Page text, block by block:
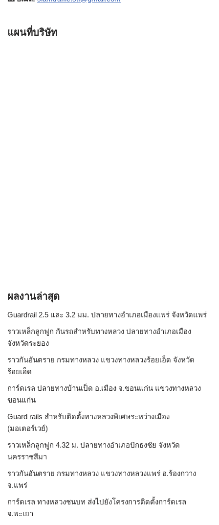
แผนที่บริษัท
ผลงานล่าสุด
Guardrail 2.5 และ 3.2 มม. ปลายทางอำเภอเมืองแพร่ จังหวัดแพร่
ราวเหล็กลูกฟูก กันรถสําหรับทางหลวง ปลายทางอำเภอเมือง
จังหวัดระยอง
ราวกันอันตราย กรมทางหลวง แขวงทางหลวงร้อยเอ็ด จังหวัด
ร้อยเอ็ด
การ์ดเรล ปลายทางบ้านเป็ด อ.เมือง จ.ขอนแก่น แขวงทางหลวง
ขอนแก่น
Guard rails สำหรับติดตั้งทางหลวงพิเศษระหว่างเมือง
(มอเตอร์เวย์)
ราวเหล็กลูกฟูก 4.32 ม. ปลายทางอำเภอปักธงชัย จังหวัด
นครราชสีมา
ราวกันอันตราย กรมทางหลวง แขวงทางหลวงแพร่ อ.ร้องกวาง
จ.แพร่
การ์ดเรล ทางหลวงชนบท ส่งไปยังโครงการติดตั้งการ์ดเรล
จ.พะเยา